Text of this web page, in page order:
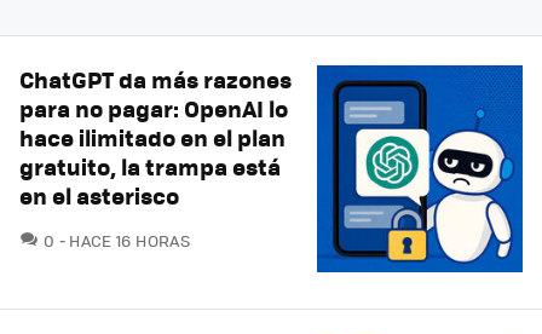
ChatGPT da más razones
para no pagar: OpenAI lo
hace ilimitado en el plan
gratuito, la trampa está
en el asterisco
0 COMENTARIOS
HACE 16 HORAS